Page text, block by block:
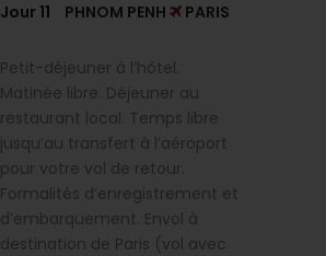
Jour 11 PHNOM PENH PARIS
Petit-déjeuner à l’hôtel.
Matinée libre. Déjeuner au
restaurant local. Temps libre
jusqu’au transfert à l’aéroport
pour votre vol de retour.
Formalités d’enregistrement et
d’embarquement. Envol à
destination de Paris (vol avec